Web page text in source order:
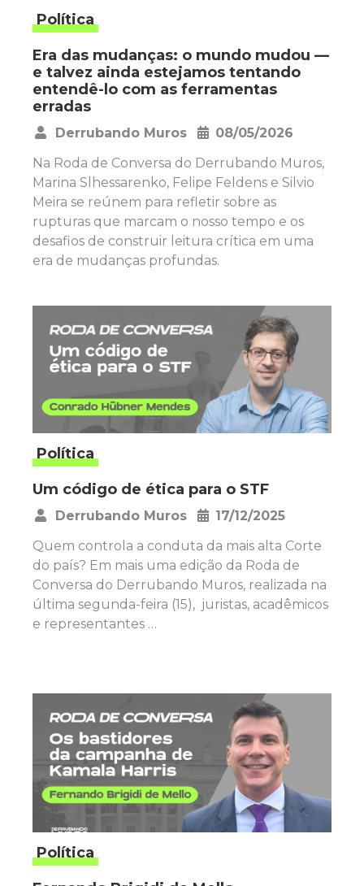
Política
Era das mudanças: o mundo mudou —
e talvez ainda estejamos tentando
entendê-lo com as ferramentas
erradas
Derrubando Muros
08/05/2026
Na Roda de Conversa do Derrubando Muros,
Marina Slhessarenko, Felipe Feldens e Silvio
Meira se reúnem para refletir sobre as
rupturas que marcam o nosso tempo e os
desafios de construir leitura crítica em uma
era de mudanças profundas.
Política
Um código de ética para o STF
Derrubando Muros
17/12/2025
Quem controla a conduta da mais alta Corte
do país? Em mais uma edição da Roda de
Conversa do Derrubando Muros, realizada na
última segunda-feira (15), juristas, acadêmicos
e representantes …
Política